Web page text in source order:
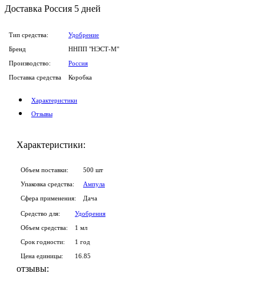
Доставка Россия 5 дней
Тип средства:
Удобрение
Бренд
ННПП "НЭСТ-М"
Производство:
Россия
Поставка средства
Коробка
Характеристики
Отзывы
Характеристики:
Объем поставки:
500 шт
Упаковка средства:
Ампула
Сфера применения:
Дача
Средство для:
Удобрения
Объем средства:
1 мл
Срок годности:
1 год
Цена единицы:
16.85
отзывы: